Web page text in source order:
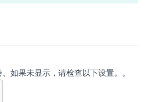
如果未显示，请检查以下设置。。